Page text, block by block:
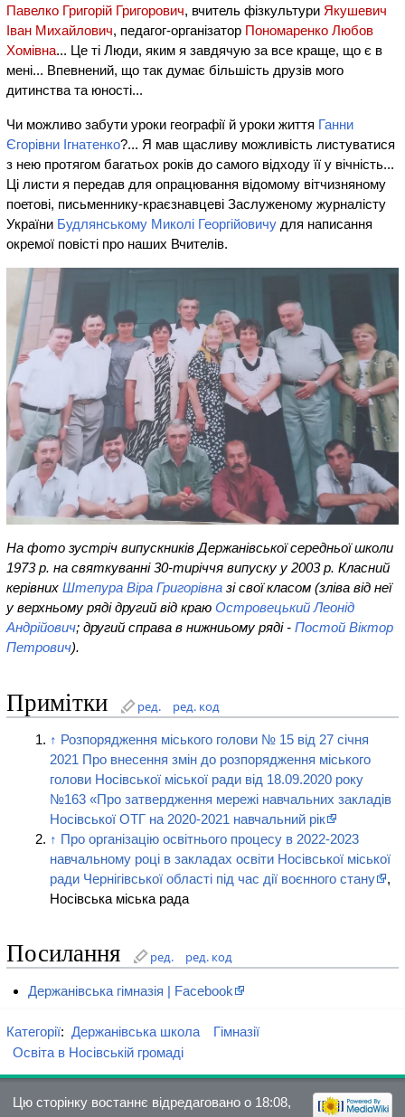
Павелко Григорій Григорович, вчитель фізкультури Якушевич
Іван Михайлович, педагог-організатор Пономаренко Любов
Хомівна... Це ті Люди, яким я завдячую за все краще, що є в
мені... Впевнений, що так думає більшість друзів мого
дитинства та юності...
Чи можливо забути уроки географії й уроки життя Ганни
Єгорівни Ігнатенко?... Я мав щасливу можливість листуватися
з нею протягом багатьох років до самого відходу її у вічність...
Ці листи я передав для опрацювання відомому вітчизняному
поетові, письменнику-краєзнавцеві Заслуженому журналісту
України Будлянському Миколі Георгійовичудля написання
окремої повісті про наших Вчителів.
На фото зустріч випускників Держанівської середньої школи
1973 р. на святкуванні 30-тиріччя випуску у 2003 р. Класний
керівних Штепура Віра Григорівназі свої класом (зліва від неї
у верхньому ряді другий від краю Островецький Леонід
Андрійович; другий справа в нижниьому ряді - Постой Віктор
Петрович).
Примітки ред. ред. код
↑ Розпорядження міського голови № 15 від 27 січня
2021 Про внесення змін до розпорядження міського
голови Носівської міської ради від 18.09.2020 року
№163 «Про затвердження мережі навчальних закладів
Носівської ОТГ на 2020-2021 навчальний рік
↑ Про організацію освітнього процесу в 2022-2023
навчальному році в закладах освіти Носівської міської
ради Чернігівської області під час дії воєнного стану
,
Носівська міська рада
Посилання ред. ред. код
Держанівська гімназія | Facebook
Категорії: Держанівська школа
Гімназії
Освіта в Носівській громаді
Цю сторінку востаннє відредаговано о 18:08,